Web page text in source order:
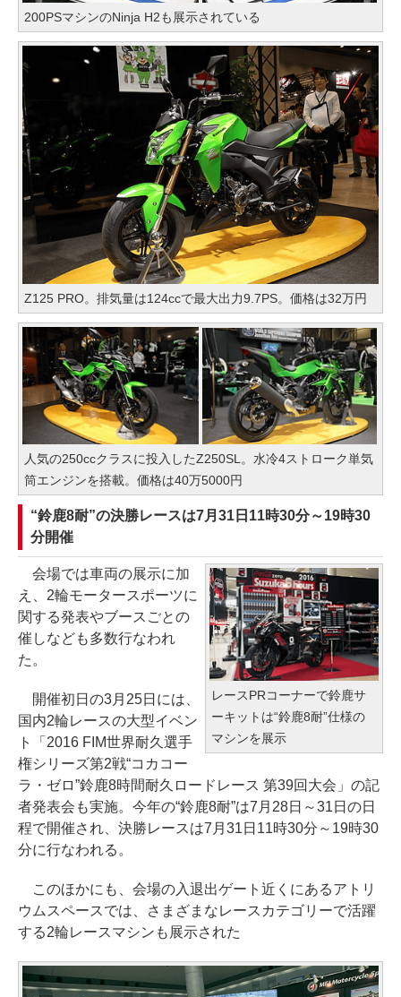
200PSマシンのNinja H2も展示されている
Z125 PRO。排気量は124ccで最大出力9.7PS。価格は32万円
人気の250ccクラスに投入したZ250SL。水冷4ストローク単気
筒エンジンを搭載。価格は40万5000円
“鈴鹿8耐”の決勝レースは7月31日11時30分～19時30
分開催
レースPRコーナーで鈴鹿サ
ーキットは“鈴鹿8耐”仕様の
マシンを展示
会場では車両の展示に加
え、2輪モータースポーツに
関する発表やブースごとの
催しなども多数行なわれ
た。
開催初日の3月25日には、
国内2輪レースの大型イベン
ト「2016 FIM世界耐久選手
権シリーズ第2戦“コカコー
ラ・ゼロ”鈴鹿8時間耐久ロードレース 第39回大会」の記
者発表会も実施。今年の“鈴鹿8耐”は7月28日～31日の日
程で開催され、決勝レースは7月31日11時30分～19時30
分に行なわれる。
このほかにも、会場の入退出ゲート近くにあるアトリ
ウムスペースでは、さまざまなレースカテゴリーで活躍
する2輪レースマシンも展示された